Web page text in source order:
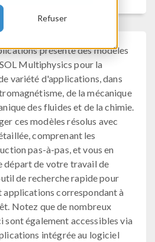
Refuser
présente des modèles
Multiphysics pour la
variété d'applications, dans
de la mécanique
des fluides et de la chimie.
ces modèles résolus avec
comprenant les
pas-à-pas, et vous en
départ de votre travail de
de recherche rapide pour
applications correspondant à
Notez que de nombreux
sont également accessibles via
intégrée au logiciel